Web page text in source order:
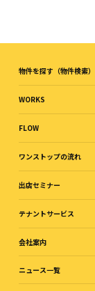
物件を探す（物件検索）
WORKS
FLOW
ワンストップの流れ
出店セミナー
テナントサービス
会社案内
ニュース一覧